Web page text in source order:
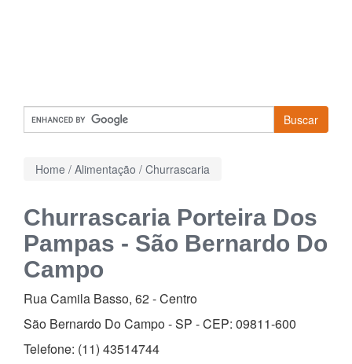
Buscar
Home / Alimentação / Churrascaria
Churrascaria Porteira Dos
Pampas - São Bernardo Do
Campo
Rua Camila Basso, 62-Centro
São Bernardo Do Campo - SP - CEP: 09811-600
Telefone: (11) 43514744